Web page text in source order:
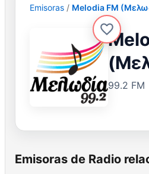
Emisoras Melodia FM
99.2 FM
Emisoras de Radio